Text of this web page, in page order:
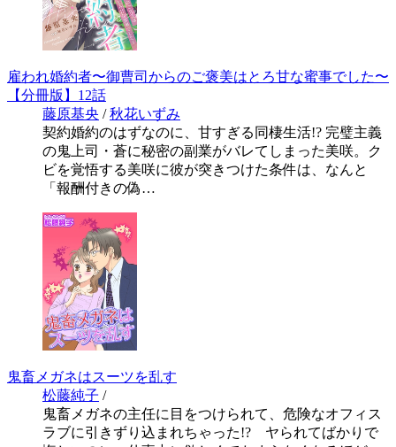
雇われ婚約者〜御曹司からのご褒美はとろ甘な蜜事でした〜
【分冊版】12話
藤原基央 /秋花いずみ
契約婚約のはずなのに、甘すぎる同棲生活!? 完璧主義
の鬼上司・蒼に秘密の副業がバレてしまった美咲。ク
ビを覚悟する美咲に彼が突きつけた条件は、なんと
「報酬付きの偽…
鬼畜メガネはスーツを乱す
松藤純子 /
鬼畜メガネの主任に目をつけられて、危険なオフィス
ラブに引きずり込まれちゃった!? ヤられてばかりで